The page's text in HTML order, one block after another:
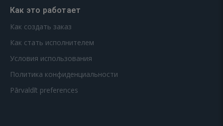
Как это работает
Как создать заказ
Как стать исполнителем
Условия использования
Политика конфиденциальности
Pārvaldīt preferences